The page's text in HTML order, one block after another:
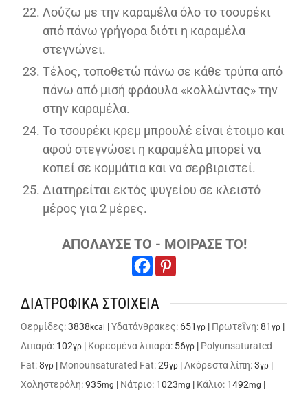
Λούζω με την καραμέλα όλο το τσουρέκι
από πάνω γρήγορα διότι η καραμέλα
στεγνώνει.
Τέλος, τοποθετώ πάνω σε κάθε τρύπα από
πάνω από μισή φράουλα «κολλώντας» την
στην καραμέλα.
Το τσουρέκι κρεμ μπρουλέ είναι έτοιμο και
αφού στεγνώσει η καραμέλα μπορεί να
κοπεί σε κομμάτια και να σερβιριστεί.
Διατηρείται εκτός ψυγείου σε κλειστό
μέρος για 2 μέρες.
ΑΠΟΛΑΥΣΕ ΤΟ - ΜΟΙΡΑΣΕ ΤΟ!
ΔΙΑΤΡΟΦΙΚΑ ΣΤΟΙΧΕΙΑ
Θερμίδες:3838 kcal |Υδατάνθρακες: 651 γρ | Πρωτεΐνη:81 γρ |
Λιπαρά: 102γρ | Κορεσμένα λιπαρά: 56γρ | Polyunsaturated
Fat:8γρ | Monounsaturated Fat:29γρ |Ακόρεστα λίπη:3γρ |
Χοληστερόλη:935mg | Νάτριο: 1023mg | Κάλιο: 1492mg |